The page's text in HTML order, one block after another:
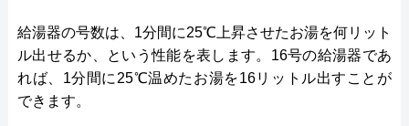
給湯器の号数は、1分間に25℃上昇させたお湯を何リット
ル出せるか、という性能を表します。16号の給湯器であ
れば、1分間に25℃温めたお湯を16リットル出すことが
できます。